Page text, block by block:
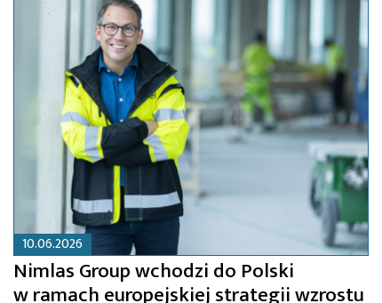
10.06.2026
Nimlas Group wchodzi do Polski
w ramach europejskiej strategii wzrostu